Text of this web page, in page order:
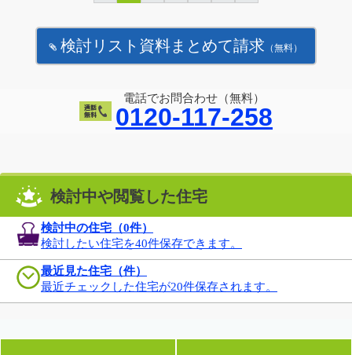
検討リスト資料まとめて請求 （無料）
電話でお問合わせ（無料）
0120-117-258
検討中や閲覧した住宅
検討中の住宅（0件）
検討したい住宅を40件保存できます。
最近見た住宅（件）
最近チェックした住宅が20件保存されます。